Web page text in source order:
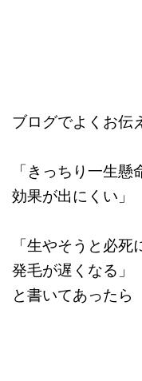
ブログでよくお伝
「きっちり一生
効果が出にくい」
「生やそうと必死
発毛が遅くなる」
と書いてあったら